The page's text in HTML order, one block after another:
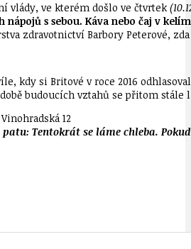
vlády, ve kterém došlo ve čtvrtek
nápojů s sebou. Káva nebo čaj v
zdravotnictví Barbory Peterové,
kdy si Britové v roce 2016
budoucích vztahů se přitom
12
Tentokrát se láme chleba.